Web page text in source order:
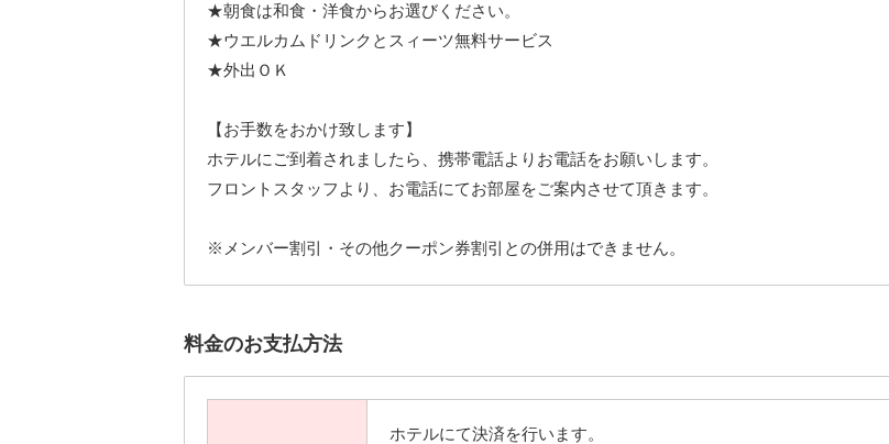
★朝食は和食・洋食からお選びください。
★ウエルカムドリンクとスィーツ無料サービス
★外出ＯＫ
【お手数をおかけ致します】
ホテルにご到着されましたら、携帯電話よりお電話をお願いします。
フロントスタッフより、お電話にてお部屋をご案内させて頂きます。
※メンバー割引・その他クーポン券割引との併用はできません。
料金のお支払方法
ホテルにて決済を行います。